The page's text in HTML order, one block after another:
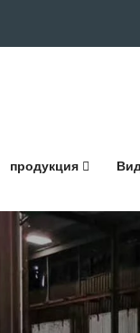
продукция